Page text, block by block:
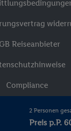
2 Personen
Preis p.P.
Reiseanbieter
Compliance